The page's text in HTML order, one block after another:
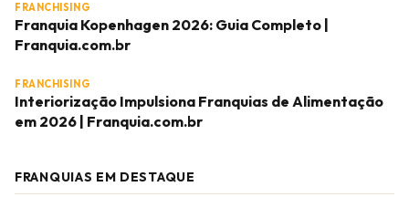
FRANCHISING
Franquia Kopenhagen 2026: Guia Completo |
Franquia.com.br
FRANCHISING
Interiorização Impulsiona Franquias de Alimentação
em 2026 | Franquia.com.br
FRANQUIAS EM DESTAQUE